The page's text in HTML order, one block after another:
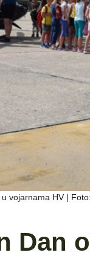
vojarnama HV |
Dan